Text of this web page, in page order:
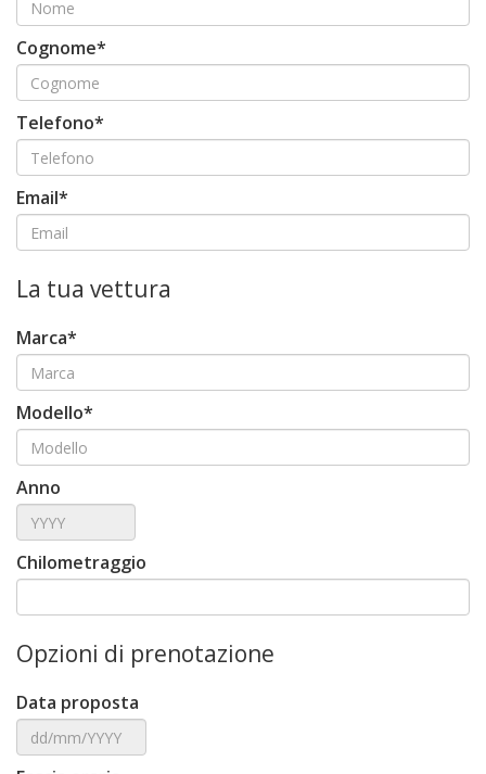
Cognome*
Telefono*
Email*
La tua vettura
Marca*
Modello*
Anno
Chilometraggio
Opzioni di prenotazione
Data proposta